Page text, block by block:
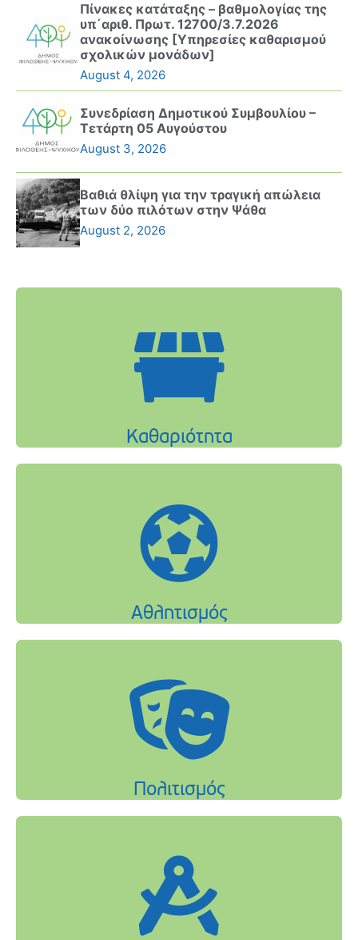
Πίνακες κατάταξης – βαθμολογίας της
υπ΄αριθ. Πρωτ. 12700/3.7.2026
ανακοίνωσης [Υπηρεσίες καθαρισμού
σχολικών μονάδων]
August 4, 2026
Συνεδρίαση Δημοτικού Συμβουλίου –
Τετάρτη 05 Αυγούστου
August 3, 2026
Βαθιά θλίψη για την τραγική απώλεια
των δύο πιλότων στην Ψάθα
August 2, 2026